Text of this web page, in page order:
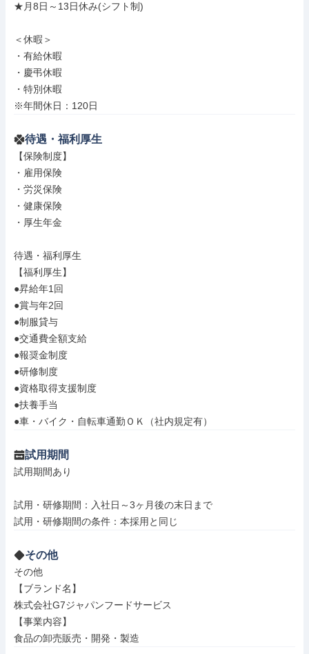
★月8日～13日休み(シフト制)
＜休暇＞
・有給休暇
・慶弔休暇
・特別休暇
※年間休日：120日
待遇・福利厚生
【保険制度】
・雇用保険
・労災保険
・健康保険
・厚生年金
待遇・福利厚生
【福利厚生】
●昇給年1回
●賞与年2回
●制服貸与
●交通費全額支給
●報奨金制度
●研修制度
●資格取得支援制度
●扶養手当
●車・バイク・自転車通勤ＯＫ（社内規定有）
試用期間
試用期間あり
試用・研修期間：入社日～3ヶ月後の末日まで
その他
その他
【ブランド名】
株式会社G7ジャパンフードサービス
【事業内容】
食品の卸売販売・開発・製造